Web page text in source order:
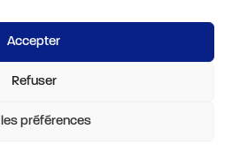
Accepter
Refuser
les préférences